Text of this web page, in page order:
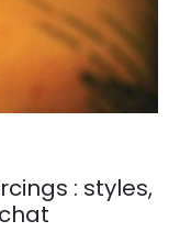
: styles,